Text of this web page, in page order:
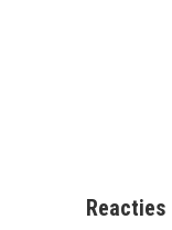
Reacties